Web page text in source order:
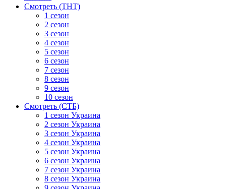
Смотреть (ТНТ)
1 сезон
2 сезон
3 сезон
4 сезон
5 сезон
6 сезон
7 сезон
8 сезон
9 сезон
10 сезон
Смотреть (СТБ)
1 сезон Украина
2 сезон Украина
3 сезон Украина
4 сезон Украина
5 сезон Украина
6 сезон Украина
7 сезон Украина
8 сезон Украина